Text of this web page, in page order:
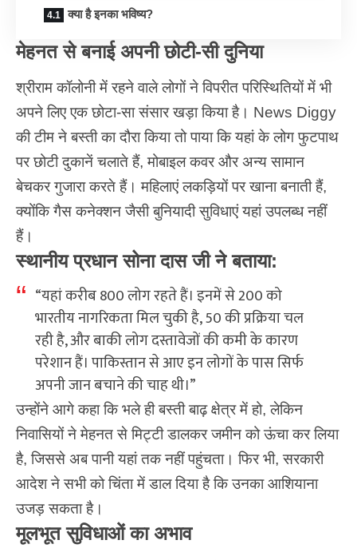
क्या है इनका भविष्य?
मेहनत से बनाई अपनी छोटी-सी दुनिया
श्रीराम कॉलोनी में रहने वाले लोगों ने विपरीत परिस्थितियों में भी
अपने लिए एक छोटा-सा संसार खड़ा किया है। News Diggy
की टीम ने बस्ती का दौरा किया तो पाया कि यहां के लोग फुटपाथ
पर छोटी दुकानें चलाते हैं, मोबाइल कवर और अन्य सामान
बेचकर गुजारा करते हैं। महिलाएं लकड़ियों पर खाना बनाती हैं,
क्योंकि गैस कनेक्शन जैसी बुनियादी सुविधाएं यहां उपलब्ध नहीं
हैं।
स्थानीय प्रधान सोना दास जी ने बताया:
“यहां करीब 800 लोग रहते हैं। इनमें से 200 को
भारतीय नागरिकता मिल चुकी है, 50 की प्रक्रिया चल
रही है, और बाकी लोग दस्तावेजों की कमी के कारण
परेशान हैं। पाकिस्तान से आए इन लोगों के पास सिर्फ
अपनी जान बचाने की चाह थी।”
उन्होंने आगे कहा कि भले ही बस्ती बाढ़ क्षेत्र में हो, लेकिन
निवासियोंने मेहनत से मिट्टी डालकर जमीन को ऊंचा कर लिया
है, जिससे अब पानी यहां तक नहीं पहुंचता। फिर भी, सरकारी
आदेश ने सभी को चिंता में डाल दिया है कि उनका आशियाना
उजड़ सकता है।
मूलभूत सुविधाओं का अभाव